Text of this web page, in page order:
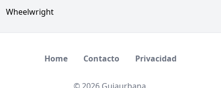
Wheelwright
Home Contacto Privacidad